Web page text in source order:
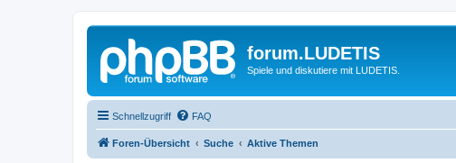
forum.LUDETIS
Spiele und diskutiere mit LUDETIS.
Schnellzugriff FAQ
Foren-Übersicht Suche Aktive Themen